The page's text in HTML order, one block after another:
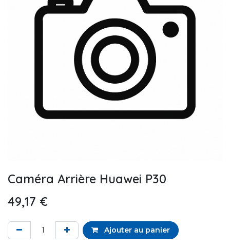
Caméra Arrière Huawei P30
49,17 €
Ajouter au panier